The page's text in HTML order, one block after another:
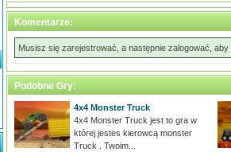
Komentarze:
Musisz się zarejestrować, a następnie zalogować, aby
Podobne Gry:
4x4 Monster Truck
4x4 Monster Truck jest to gra w
której jestes kierowcą monster
Truck . Twoim...